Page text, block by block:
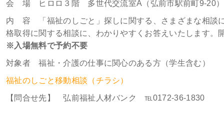
会 場 ヒロロ３階 多世代交流室A（弘前市駅前町9-20）
内 容 「福祉のしごと」探しに関する、さまざまな相談
格取得に関する相談に、わかりやすくお答えいたします。
※入場無料で予約不要
対象者 福祉・介護の仕事に関心のある方（学生含む）
福祉のしごと移動相談（チラシ）
【問合せ先】 弘前福祉人材バンク ℡0172-36-1830